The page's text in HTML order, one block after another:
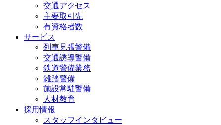
交通アクセス
主要取引先
有資格者数
サービス
列車見張警備
交通誘導警備
鉄道警備業務
雑踏警備
施設常駐警備
人材教育
採用情報
スタッフインタビュー